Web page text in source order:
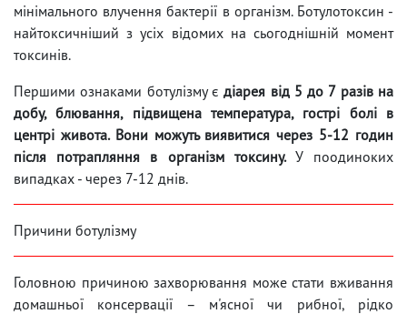
мінімального влучення бактерії в організм. Ботулотоксин -
найтоксичніший з усіх відомих на сьогоднішній момент
токсинів.
Першими ознаками ботулізму єдіарея від 5 до 7 разів на
добу, блювання, підвищена температура, гострі болі в
центрі живота. Вони можуть виявитися через 5-12 годин
після потрапляння в організм токсину. У поодиноких
випадках - через 7-12 днів.
Причини ботулізму
Головною причиною захворювання може стати вживання
домашньої консервації – м'ясної чи рибної, рідко